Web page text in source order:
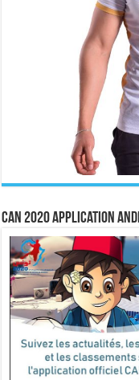
CAN 2020 Application